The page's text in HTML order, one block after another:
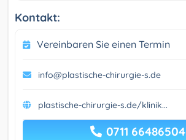
Kontakt:
Vereinbaren Sie einen Termin
info@plastische-chirurgie-s.de
plastische-chirurgie-s.de/klinik...
0711 66486504